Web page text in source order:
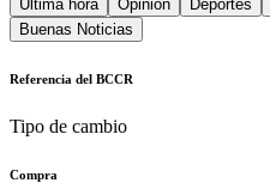
Última hora Opinión Deportes
Buenas Noticias
Referencia del BCCR
Tipo de cambio
Compra